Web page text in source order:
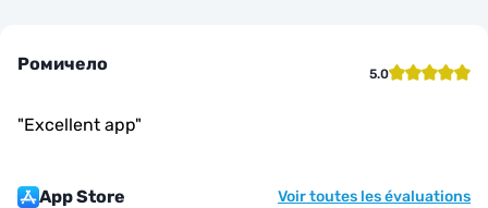
Ромичело 5.0
"Excellent app"
App Store Voir toutes les évaluations